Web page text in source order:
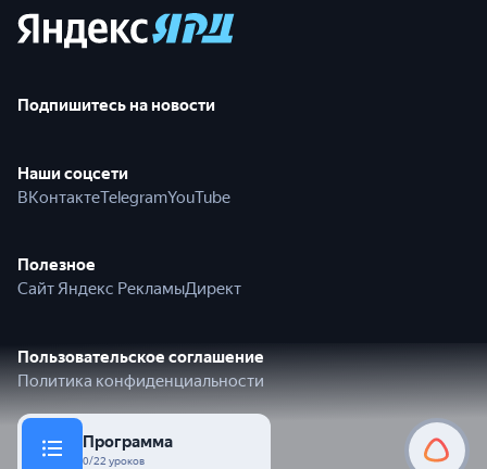
Программа
0/22 уроков
Подпишитесь на новости
Наши соцсети
ВКонтактеTelegramYouTube
Полезное
Сайт Яндекс РекламыДирект
Пользовательское соглашение
Политика конфиденциальности
© 2026 Яндекс Алиса